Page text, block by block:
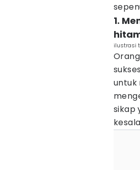
1.
ilustrasi
untuk
sikap